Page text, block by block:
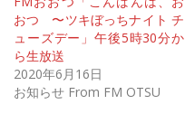
おつ 〜ツキぼっちナイト チ
ューズデー」午後5時30分か
ら生放送
2020年6月16日
お知らせ From FM OTSU